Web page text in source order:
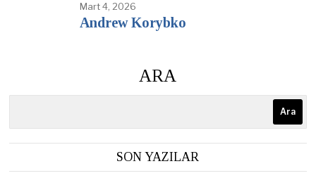
Mart 4, 2026
Andrew Korybko
ARA
Ara
SON YAZILAR